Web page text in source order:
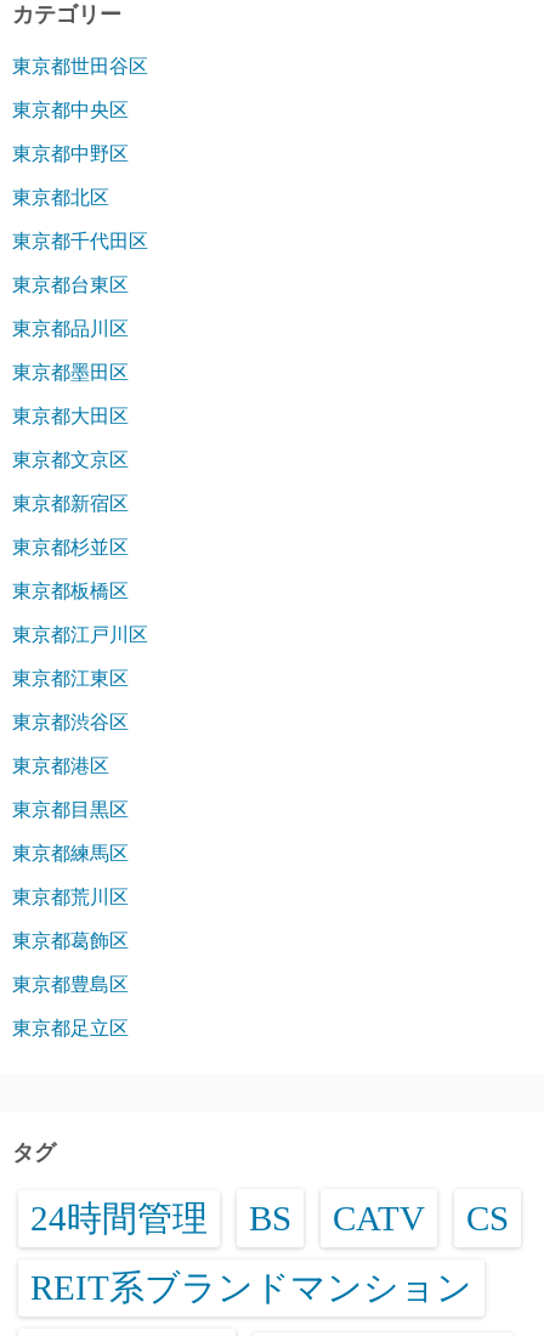
カテゴリー
東京都世田谷区
東京都中央区
東京都中野区
東京都北区
東京都千代田区
東京都台東区
東京都品川区
東京都墨田区
東京都大田区
東京都文京区
東京都新宿区
東京都杉並区
東京都板橋区
東京都江戸川区
東京都江東区
東京都渋谷区
東京都港区
東京都目黒区
東京都練馬区
東京都荒川区
東京都葛飾区
東京都豊島区
東京都足立区
タグ
24時間管理 BS CATV CS
REIT系ブランドマンション